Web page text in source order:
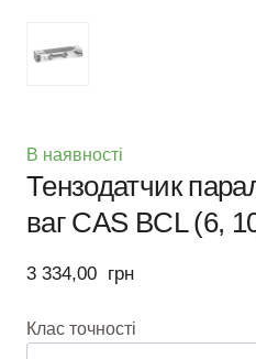
В наявності
Тензодатчик
ваг CAS BCL (6,
3 334,00  грн
Клас точності